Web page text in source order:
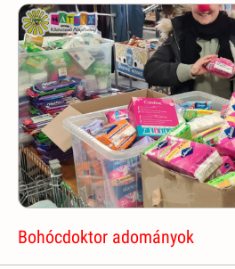
Bohócdoktor adományok